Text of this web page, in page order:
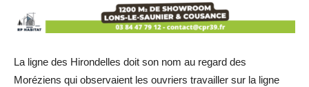
La ligne des Hirondelles doit son nom au regard des
Moréziens qui observaient les ouvriers travailler sur la ligne